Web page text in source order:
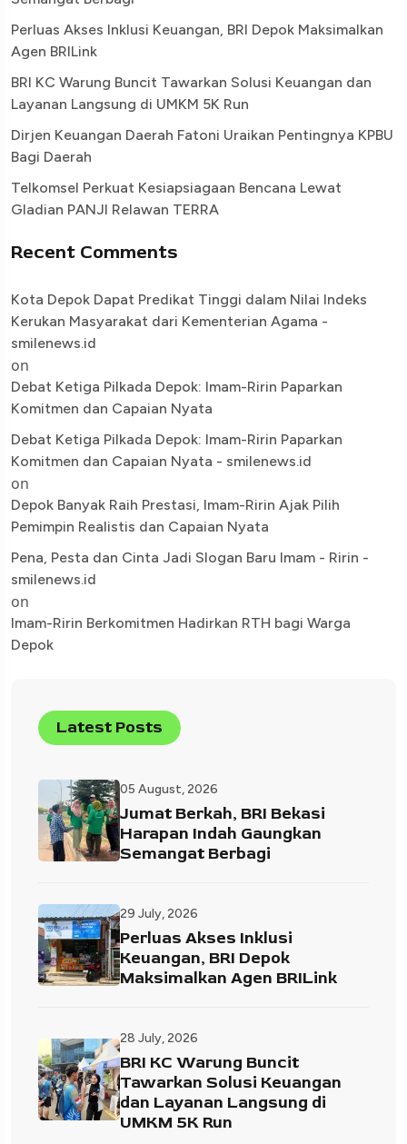
Perluas Akses Inklusi Keuangan, BRI Depok Maksimalkan
Agen BRILink
BRI KC Warung Buncit Tawarkan Solusi Keuangan dan
Layanan Langsung di UMKM 5K Run
Dirjen Keuangan Daerah Fatoni Uraikan Pentingnya KPBU
Bagi Daerah
Telkomsel Perkuat Kesiapsiagaan Bencana Lewat
Gladian PANJI Relawan TERRA
Recent Comments
Kota Depok Dapat Predikat Tinggi dalam Nilai Indeks
Kerukan Masyarakat dari Kementerian Agama -
smilenews.id
on
Debat Ketiga Pilkada Depok: Imam-Ririn Paparkan
Komitmen dan Capaian Nyata
Debat Ketiga Pilkada Depok: Imam-Ririn Paparkan
Komitmen dan Capaian Nyata - smilenews.id
on
Depok Banyak Raih Prestasi, Imam-Ririn Ajak Pilih
Pemimpin Realistis dan Capaian Nyata
Pena, Pesta dan Cinta Jadi Slogan Baru Imam - Ririn -
smilenews.id
on
Imam-Ririn Berkomitmen Hadirkan RTH bagi Warga
Depok
Latest Posts
05 August, 2026
Jumat Berkah, BRI Bekasi
Harapan Indah Gaungkan
Semangat Berbagi
29 July, 2026
Perluas Akses Inklusi
Keuangan, BRI Depok
Maksimalkan Agen BRILink
28 July, 2026
BRI KC Warung Buncit
Tawarkan Solusi Keuangan
dan Layanan Langsung di
UMKM 5K Run